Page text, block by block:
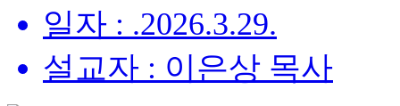
일자 : .2026.3.29.
설교자 : 이은상 목사